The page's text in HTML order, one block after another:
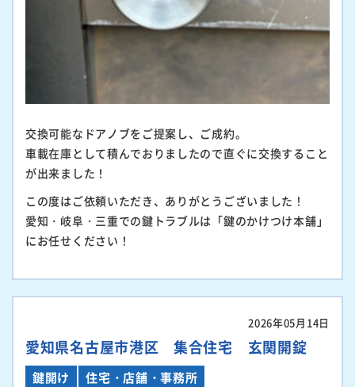
交換可能なドアノブをご提案し、ご成約。
車載在庫として積んでおりましたので直ぐに交換すること
が出来ました！
この度はご依頼いただき、ありがとうございました！
愛知・岐阜・三重での鍵トラブルは「鍵のかけつけ本舗」
にお任せください！
2026年05月14日
愛知県名古屋市港区 集合住宅 玄関開錠
鍵開け 住宅・店舗・事務所